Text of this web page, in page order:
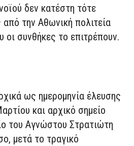
δεν κατέστη τότε
την Αθωνική πολιτεία
οι συνθήκες το επιτρέπουν.
ως ημερομηνία έλευσης
και αρχικό σημείο
του Αγνώστου Στρατιώτη
μετά το τραγικό